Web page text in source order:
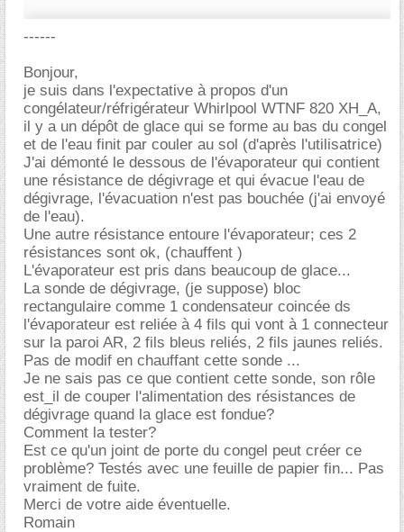
------
Bonjour,
je suis dans l'expectative à propos d'un
congélateur/réfrigérateur Whirlpool WTNF 820 XH_A,
il y a un dépôt de glace qui se forme au bas du congel
et de l'eau finit par couler au sol (d'après l'utilisatrice)
J'ai démonté le dessous de l'évaporateur qui contient
une résistance de dégivrage et qui évacue l'eau de
dégivrage, l'évacuation n'est pas bouchée (j'ai envoyé
de l'eau).
Une autre résistance entoure l'évaporateur; ces 2
résistances sont ok, (chauffent )
L'évaporateur est pris dans beaucoup de glace...
La sonde de dégivrage, (je suppose) bloc
rectangulaire comme 1 condensateur coincée ds
l'évaporateur est reliée à 4 fils qui vont à 1 connecteur
sur la paroi AR, 2 fils bleus reliés, 2 fils jaunes reliés.
Pas de modif en chauffant cette sonde ...
Je ne sais pas ce que contient cette sonde, son rôle
est_il de couper l'alimentation des résistances de
dégivrage quand la glace est fondue?
Comment la tester?
Est ce qu'un joint de porte du congel peut créer ce
problème? Testés avec une feuille de papier fin... Pas
vraiment de fuite.
Merci de votre aide éventuelle.
Romain